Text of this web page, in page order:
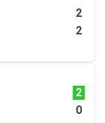
2
2
2
0